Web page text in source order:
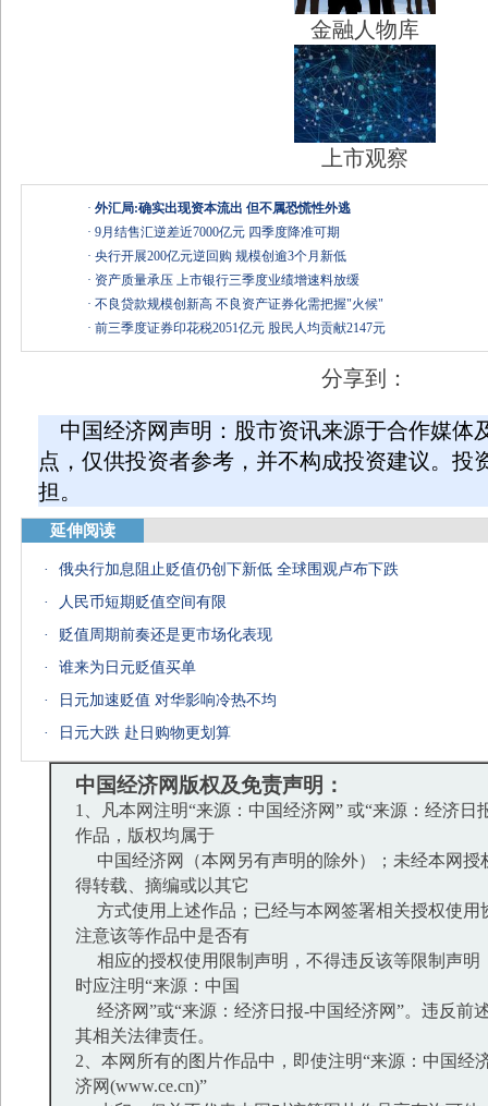
金融人物库
上市观察
· 外汇局:确实出现资本流出 但不属恐慌性外逃
· 9月结售汇逆差近7000亿元 四季度降准可期
· 央行开展200亿元逆回购 规模创逾3个月新低
· 资产质量承压 上市银行三季度业绩增速料放缓
· 不良贷款规模创新高 不良资产证券化需把握"火候"
· 前三季度证券印花税2051亿元 股民人均贡献2147元
分享到：
中国经济网声明：股市资讯来源于合作媒体
点，仅供投资者参考，并不构成投资建议。投
担。
延伸阅读
·
俄央行加息阻止贬值仍创下新低 全球围观卢布下跌
·
人民币短期贬值空间有限
·
贬值周期前奏还是更市场化表现
·
谁来为日元贬值买单
·
日元加速贬值 对华影响冷热不均
·
日元大跌 赴日购物更划算
中国经济网版权及免责声明：
1、凡本网注明“来源：中国经济网” 或“来源：经济日
作品，版权均属于
中国经济网（本网另有声明的除外）；未经本网授
得转载、摘编或以其它
方式使用上述作品；已经与本网签署相关授权使用
注意该等作品中是否有
相应的授权使用限制声明，不得违反该等限制声明
时应注明“来源：中国
经济网”或“来源：经济日报-中国经济网”。违反前
其相关法律责任。
2、本网所有的图片作品中，即使注明“来源：中国经
济网(www.ce.cn)”